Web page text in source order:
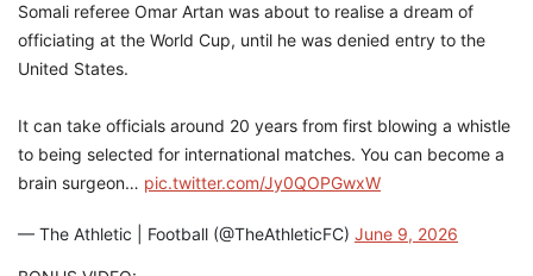
Somali referee Omar Artan was about to realise a dream of
officiating at the World Cup, until he was denied entry to the
United States.
It can take officials around 20 years from first blowing a whistle
to being selected for international matches. You can become a
brain surgeon… pic.twitter.com/Jy0QOPGwxW
— The Athletic | Football (@TheAthleticFC) June 9, 2026